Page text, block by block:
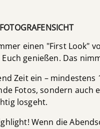
einen "First Look"
genießen. Das
Zeit ein –
Fotos, sondern
losgeht.
Wenn die